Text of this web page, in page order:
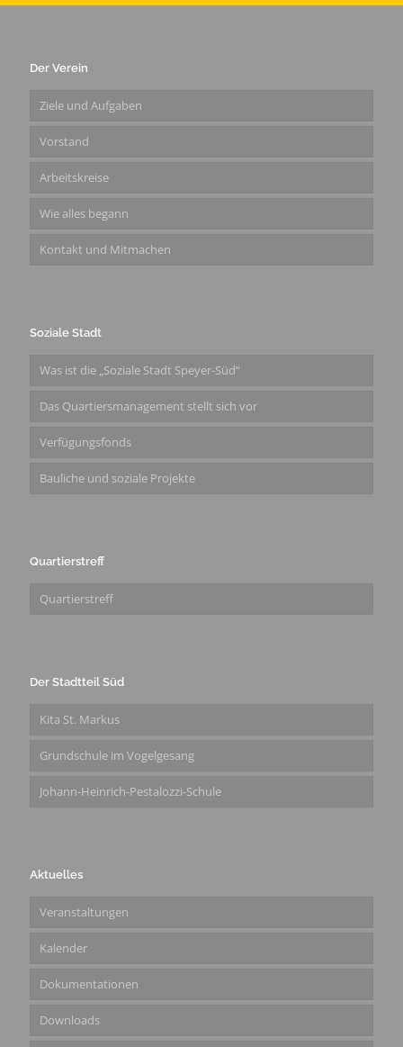
Der Verein
Ziele und Aufgaben
Vorstand
Arbeitskreise
Wie alles begann
Kontakt und Mitmachen
Soziale Stadt
Was ist die „Soziale Stadt Speyer-Süd“
Das Quartiersmanagement stellt sich vor
Verfügungsfonds
Bauliche und soziale Projekte
Quartierstreff
Quartierstreff
Der Stadtteil Süd
Kita St. Markus
Grundschule im Vogelgesang
Johann-Heinrich-Pestalozzi-Schule
Aktuelles
Veranstaltungen
Kalender
Dokumentationen
Downloads